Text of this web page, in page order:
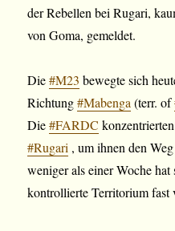
der Rebellen bei Rugari,
von Goma, gemeldet.
Die#M23 bewegte sich
Richtung#Mabenga(terr. of
Die#FARDC
#Rugari , um ihnen den
weniger als einer Woche
kontrollierte Territorium fast